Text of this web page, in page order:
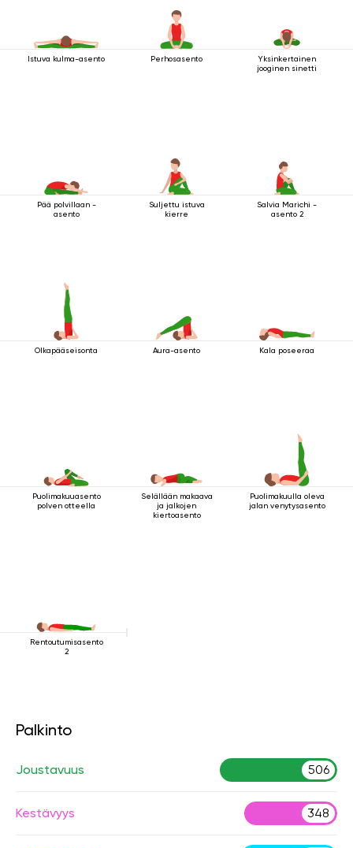
Istuva kulma-asento Perhosasento
Yksinkertainen
jooginen sinetti
Pää polvillaan -
asento
Suljettu istuva
kierre
Salvia Marichi -
asento 2
Olkapääseisonta Aura-asento Kala poseeraa
Puolimakuuasento
polven otteella
Selällään makaava
ja jalkojen
kiertoasento
Puolimakuulla oleva
jalan venytysasento
Rentoutumisasento
2
Palkinto
Joustavuus 506
Kestävyys 348